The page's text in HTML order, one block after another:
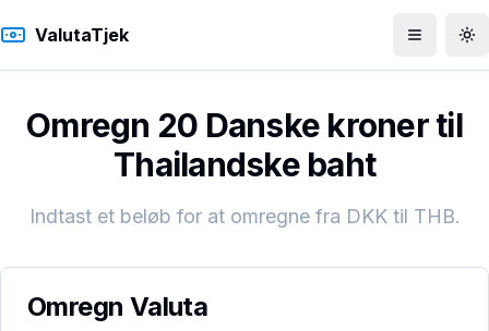
ValutaTjek Åbn menu
Omregn 20 Danske kroner til
Thailandske baht
Indtast et beløb for at omregne fra DKKtil THB.
Omregn Valuta